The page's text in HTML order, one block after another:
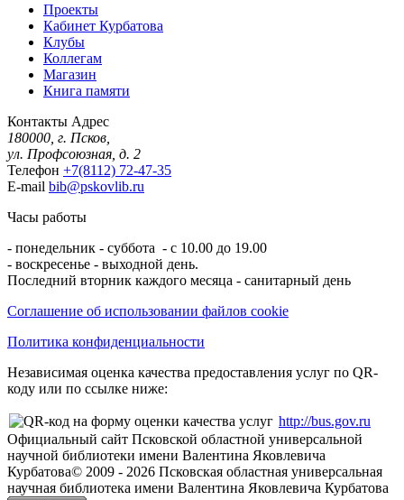
Проекты
Кабинет Курбатова
Клубы
Коллегам
Магазин
Книга памяти
Контакты Адрес
180000, г. Псков,
ул. Профсоюзная, д. 2
Телефон +7(8112) 72-47-35
E-mail bib@pskovlib.ru
Часы работы
- понедельник - суббота - с 10.00 до 19.00
- воскресенье - выходной день.
Последний вторник каждого месяца - санитарный день
Соглашение об использовании файлов cookie
Политика конфиденциальности
Независимая оценка качества предоставления услуг по QR-
коду или по ссылке ниже:
http://bus.gov.ru
Официальный сайт Псковской областной универсальной
научной библиотеки имени Валентина Яковлевича
Курбатова© 2009 - 2026 Псковская областная универсальная
научная библиотека имени Валентина Яковлевича Курбатова